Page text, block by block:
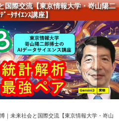
国際交流【東京情報大学・嵜山陽二
ｰﾀｻｲｴﾝｽ講座】
｜未来社会と国際交流【東京情報大学・嵜山